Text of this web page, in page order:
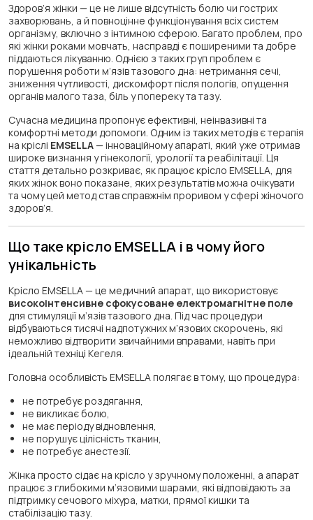
Здоров’я жінки — це не лише відсутність болю чи гострих
захворювань, а й повноцінне функціонування всіх систем
організму, включно з інтимною сферою. Багато проблем, про
які жінки роками мовчать, насправді є поширеними та добре
піддаються лікуванню. Однією з таких груп проблем є
порушення роботи м’язів тазового дна: нетримання сечі,
зниження чутливості, дискомфорт після пологів, опущення
органів малого таза, біль у попереку та тазу.
Сучасна медицина пропонує ефективні, неінвазивні та
комфортні методи допомоги. Одним із таких методів є терапія
на кріслі EMSELLA— інноваційному апараті, який уже отримав
широке визнання у гінекології, урології та реабілітації. Ця
стаття детально розкриває, як працює крісло EMSELLA, для
яких жінок воно показане, яких результатів можна очікувати
та чому цей метод став справжнім проривом у сфері жіночого
здоров’я.
Що таке крісло EMSELLA і в чому його
унікальність
Крісло EMSELLA — це медичний апарат, що використовує
високоінтенсивне сфокусоване електромагнітне поле
для стимуляції м’язів тазового дна. Під час процедури
відбуваються тисячі надпотужних м’язових скорочень, які
неможливо відтворити звичайними вправами, навіть при
ідеальній техніці Кегеля.
Головна особливість EMSELLA полягає в тому, що процедура:
не потребує роздягання,
не викликає болю,
не має періоду відновлення,
не порушує цілісність тканин,
не потребує анестезії.
Жінка просто сідає на крісло у зручному положенні, а апарат
працює з глибокими м’язовими шарами, які відповідають за
підтримку сечового міхура, матки, прямої кишки та
стабілізацію тазу.